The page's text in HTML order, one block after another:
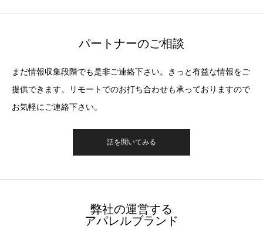
パートナーのご相談
まだ情報収集段階でも是非ご連絡下さい。きっと有益な情報をご
提供できます。リモートでのお打ち合わせも承っておりますので
お気軽にご連絡下さい。
話を聞いてみる
弊社の運営する
アパレルブランド